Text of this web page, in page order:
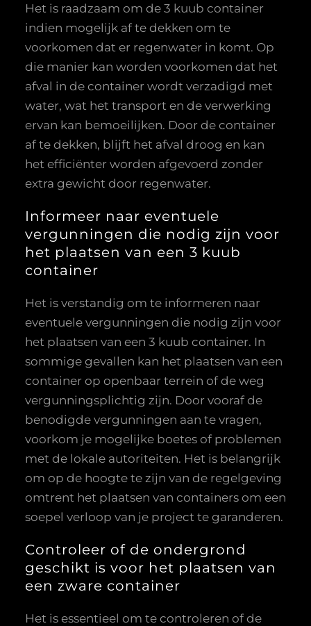
Het is raadzaam om de 3 kuub container
indien mogelijk af te dekken om te
voorkomen dat er regenwater in komt. Op
die manier kan worden voorkomen dat het
afval in de container wordt verzadigd met
water, wat het transport en de verwerking
ervan kan bemoeilijken. Door de container
af te dekken, blijft het afval droog en kan
het efficiënter worden afgevoerd zonder
extra gewicht door regenwater.
Informeer naar eventuele
vergunningen die nodig zijn voor
het plaatsen van een 3 kuub
container
Het is verstandig om te informeren naar
eventuele vergunningen die nodig zijn voor
het plaatsen van een 3 kuub container. In
sommige gevallen kan het plaatsen van een
container op openbaar terrein of de weg
vergunningsplichtig zijn. Door vooraf de
benodigde vergunningen aan te vragen,
voorkom je mogelijke boetes of problemen
met de lokale autoriteiten. Het is belangrijk
om op de hoogte te zijn van de regelgeving
omtrent het plaatsen van containers om een
soepel verloop van je project te garanderen.
Controleer of de ondergrond
geschikt is voor het plaatsen van
een zware container
Het is essentieel om te controleren of de